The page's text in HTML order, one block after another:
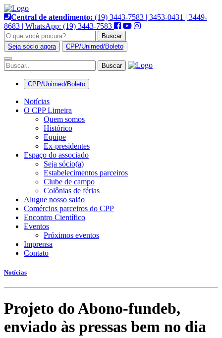
Hacklink panel
Hacklink panel
Backlink paketleri
Hacklink
Hacklink
Hacklink
Hacklink panel
Hacklink panel
Hacklink panel
Hacklink panel
Hacklink panel
Hacklink panel
Hacklink panel
Hacklink panel
Hacklink panel
Hacklink panel
Hacklink panel
Hacklink panel
Pular
para
o
conteúdo
Central de atendimento: (19) 3443-7583 | 3453-0431 | 3449-
8683 | WhatsApp: (19) 3443-7583
Buscar
Seja sócio agora
CPP/Unimed/Boleto
Alternar
navegação
CPP/Unimed/Boleto
Notícias
O CPP Limeira
Quem somos
Histórico
Equipe
Ex-presidentes
Espaço do associado
Seja sócio(a)
Estabelecimentos parceiros
Clube de campo
Colônias de férias
Alugue nosso salão
Comércios parceiros do CPP
Encontro Científico
Eventos
Próximos eventos
Imprensa
Contato
Notícias
Projeto do Abono-fundeb,
enviado às pressas bem no dia